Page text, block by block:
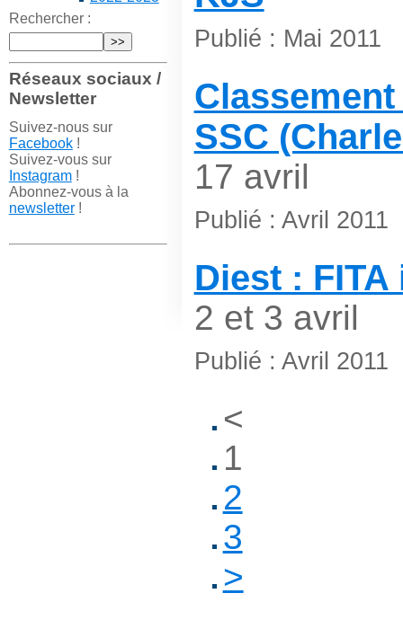
Rechercher :
Réseaux sociaux /
Newsletter
Suivez-nous sur
Facebook!
Suivez-vous sur
Instagram!
Abonnez-vous à la
newsletter!
Publié : Mai 2011
SSC
17 avril
Publié : Avril 2011
Diest :
2 et 3 avril
Publié : Avril 2011
<
1
2
3
>